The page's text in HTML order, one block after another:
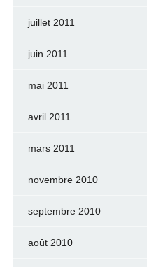
juillet 2011
juin 2011
mai 2011
avril 2011
mars 2011
novembre 2010
septembre 2010
août 2010